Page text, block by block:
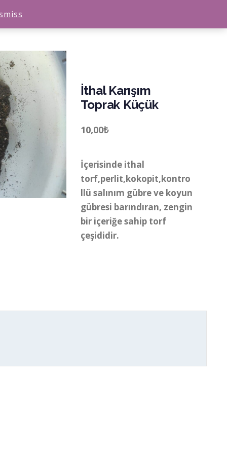
İthal Karışım
Toprak Küçük
10,00₺
İçerisinde ithal
torf,perlit,kokopit,kontro
llü salınım gübre ve koyun
gübresi barındıran, zengin
bir içeriğe sahip torf
çeşididir.